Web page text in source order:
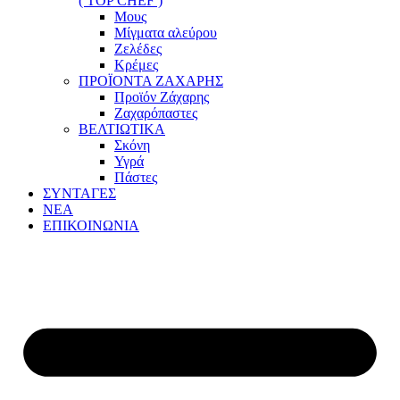
Μους
Μίγματα αλεύρου
Ζελέδες
Κρέμες
ΠΡΟΪΟΝΤΑ ΖΑΧΑΡΗΣ
Προϊόν Ζάχαρης
Ζαχαρόπαστες
ΒΕΛΤΙΩΤΙΚΑ
Σκόνη
Υγρά
Πάστες
ΣΥΝΤΑΓΕΣ
ΝΕΑ
ΕΠΙΚΟΙΝΩΝΙΑ